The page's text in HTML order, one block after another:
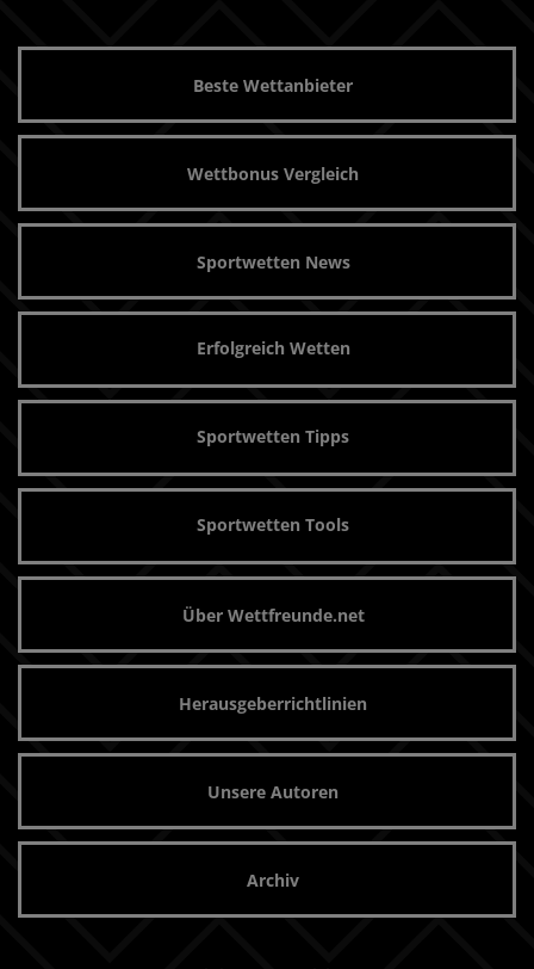
Beste Wettanbieter
Wettbonus Vergleich
Sportwetten News
Erfolgreich Wetten
Sportwetten Tipps
Sportwetten Tools
Über Wettfreunde.net
Herausgeberrichtlinien
Unsere Autoren
Archiv